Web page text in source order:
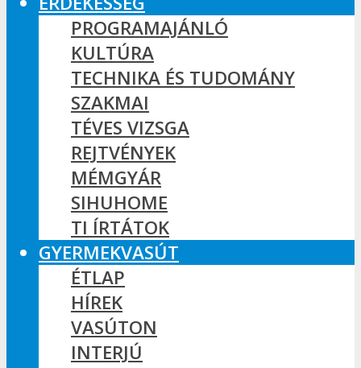
PROGRAMAJÁNLÓ
KULTÚRA
TECHNIKA ÉS TUDOMÁNY
SZAKMAI
TÉVES VIZSGA
REJTVÉNYEK
MÉMGYÁR
SIHUHOME
TI ÍRTÁTOK
GYERMEKVASÚT
ÉTLAP
HÍREK
VASÚTON
INTERJÚ